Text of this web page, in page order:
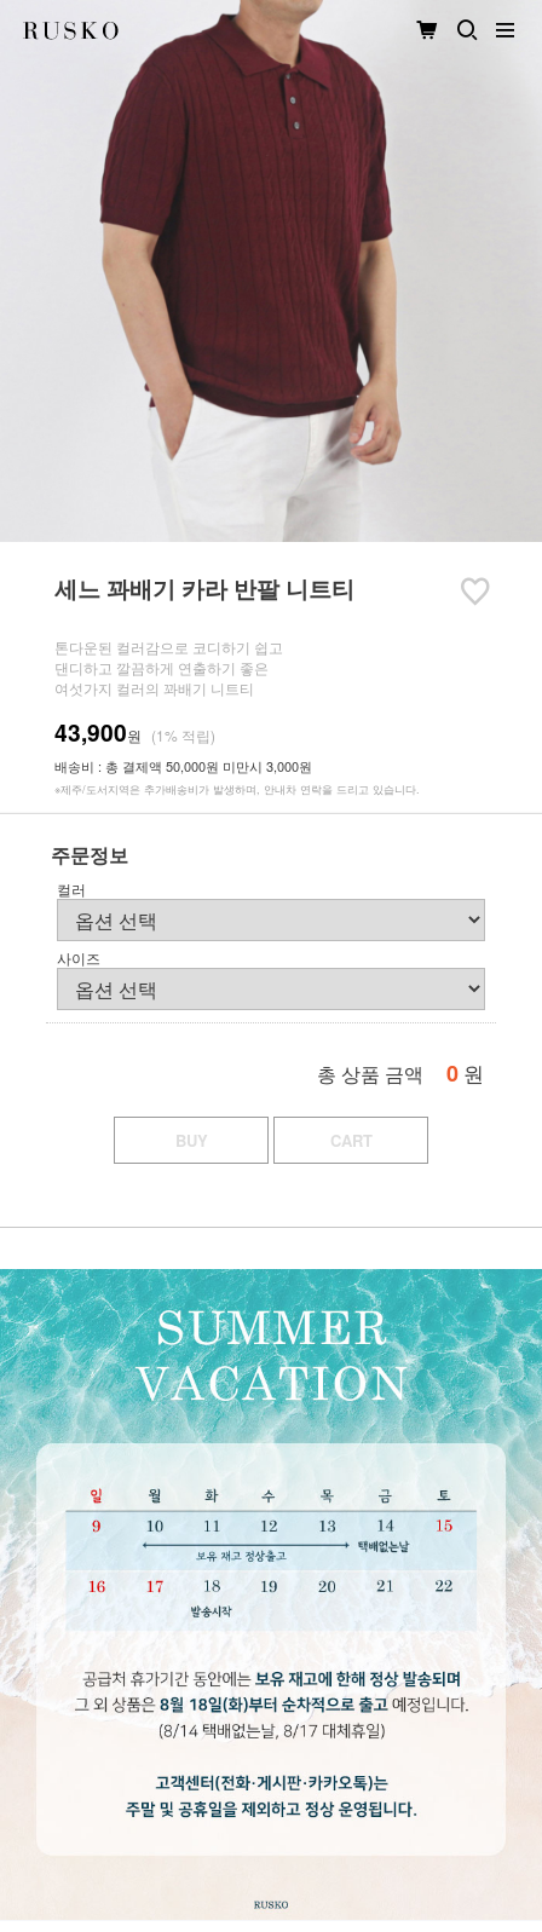
세느 꽈배기 카라 반팔 니트티
톤다운된 컬러감으로 코디하기 쉽고
댄디하고 깔끔하게 연출하기 좋은
여섯가지 컬러의 꽈배기 니트티
43,900원 (1% 적립)
배송비 : 총 결제액 50,000원 미만시 3,000원
※제주/도서지역은 추가배송비가 발생하며, 안내차 연락을 드리고 있습니다.
주문정보
컬러
사이즈
총 상품 금액 0 원
BUY CART